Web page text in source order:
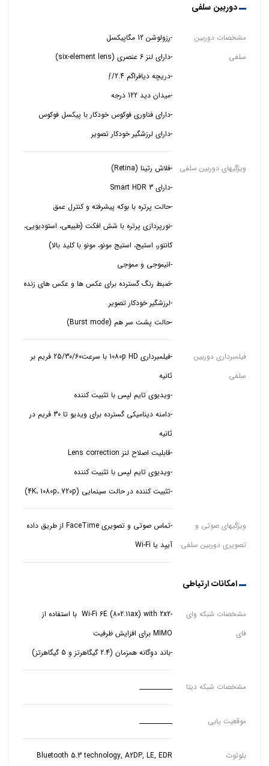
دوربین سلفی
مشخصات دوربین
سلفی
-دارای لنز 6 عنصری (six‑element lens)
-میدان دید 122 درجه
-دارای لرزشگیر خودکار تصویر
ویژگیهای دوربین سلفی
-فلاش رتینا (Retina)
-نورپردازی پرتره با شش افکت (طبیعی، استودیویی،
کانتور، استیج، استیج مونو، مونو با کلید بالا)
-لرزشگیر خودکار تصویر
-حالت پشت سر هم (Burst mode)
فیلمبرداری دوربین
سلفی
-فیلمبرداری 1080p HD با سرعت25/30/60 فریم بر
ثانیه
-دامنه دینامیکی گسترده برای ویدیو تا 30 فریم در
ثانیه
-قابلیت اصلاح لنز Lens correction
-تثبیت کننده در حالت سینمایی (4K، 1080p، 720p)
ویژگیهای صوتی و
تصویری دوربین سلفی
-تماس صوتی و تصویری FaceTime از طریق داده
آیپد یا Wi-Fi
امکانات ارتباطی
مشخصات شبکه وای
فای
-Wi‑Fi 6E (802.11ax) with 2x2 با استفاده از
MIMO برای افزایش ظرفیت
-باند دوگانه همزمان (2.4 گیگاهرتز و 5 گیگاهرتز)
مشخصات شبکه دیتا ___________
موقعیت یابی ___________
بلوتوث Bluetooth 5.3 technology, A2DP, LE, EDR